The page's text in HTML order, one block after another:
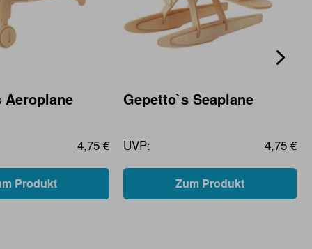
Aeroplane
4,75 €
Produkt
Gepetto`s Seaplane
UVP: 4,75 €
Zum Produkt